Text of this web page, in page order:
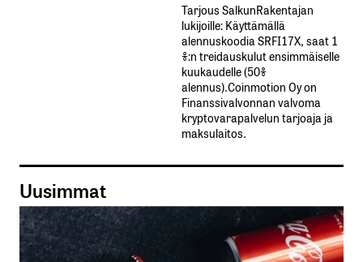
Tarjous SalkunRakentajan
lukijoille: Käyttämällä​ ​
alennuskoodia​ ​SRFI17X,​ ​saat​ ​1
%:n treidauskulut​ ​ensimmäiselle​ ​
kuukaudelle​ ​(50%​ ​
alennus).Coinmotion Oy on
Finanssivalvonnan valvoma
kryptovarapalvelun tarjoaja ja
maksulaitos.
Uusimmat